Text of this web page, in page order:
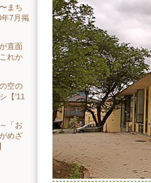
まち
年7月掲
直面
れか
空の
【’11
「お
めざ